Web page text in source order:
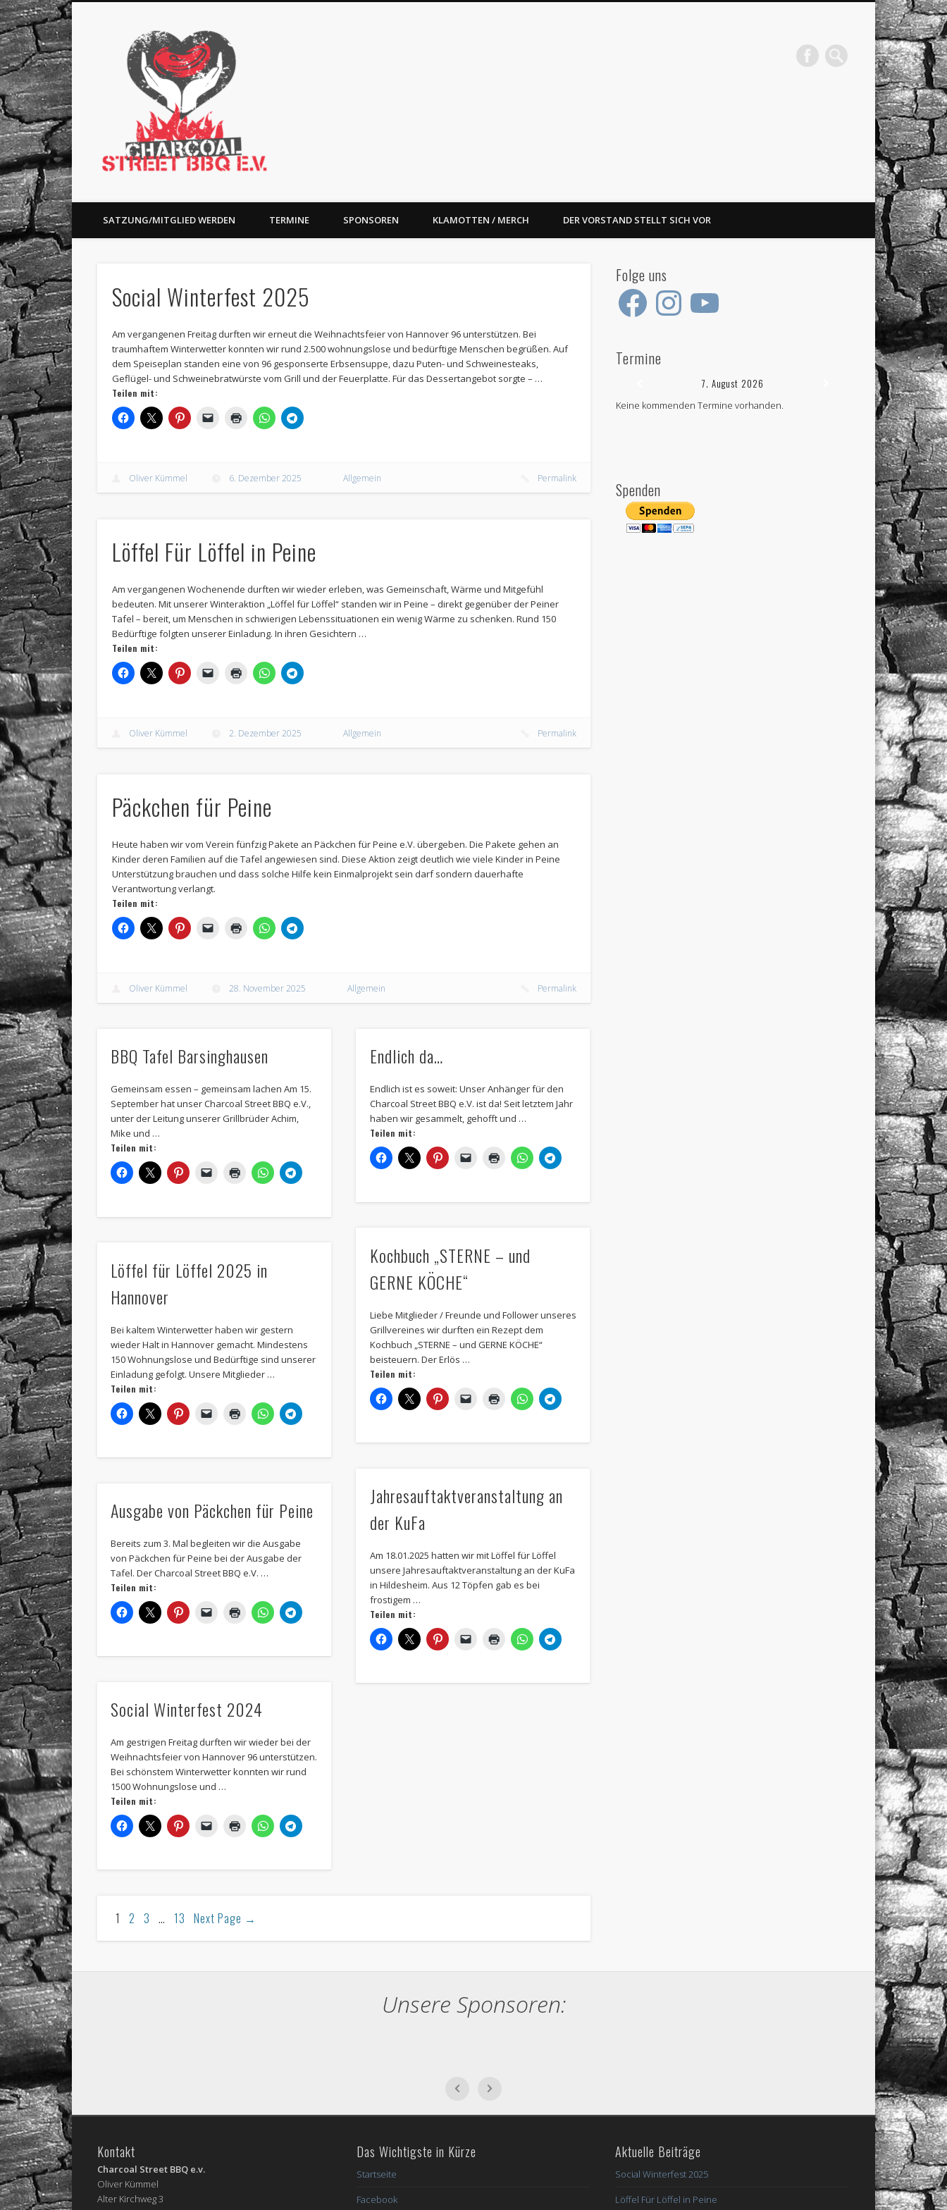
Charity and BBQ
Facebook
SATZUNG/MITGLIED WERDEN TERMINE SPONSOREN KLAMOTTEN / MERCH DER VORSTAND STELLT SICH VOR
#BBQfoodBallWM … Wir sind dabei
1 2
Social Winterfest 2025
Am vergangenen Freitag durften wir erneut die Weihnachtsfeier von Hannover 96 unterstützen. Bei
traumhaftem Winterwetter konnten wir rund 2.500 wohnungslose und bedürftige Menschen begrüßen. Auf
dem Speiseplan standen eine von 96 gesponserte Erbsensuppe, dazu Puten- und Schweinesteaks,
Geflügel- und Schweinebratwürste vom Grill und der Feuerplatte. Für das Dessertangebot sorgte – …
Teilen mit:
Oliver Kümmel 6. Dezember 2025 Allgemein Permalink
Löffel Für Löffel in Peine
Am vergangenen Wochenende durften wir wieder erleben, was Gemeinschaft, Wärme und Mitgefühl
bedeuten. Mit unserer Winteraktion „Löffel für Löffel“ standen wir in Peine – direkt gegenüber der Peiner
Tafel – bereit, um Menschen in schwierigen Lebenssituationen ein wenig Wärme zu schenken. Rund 150
Bedürftige folgten unserer Einladung. In ihren Gesichtern …
Teilen mit:
Oliver Kümmel 2. Dezember 2025 Allgemein Permalink
Päckchen für Peine
Heute haben wir vom Verein fünfzig Pakete an Päckchen für Peine e.V. übergeben. Die Pakete gehen an
Kinder deren Familien auf die Tafel angewiesen sind. Diese Aktion zeigt deutlich wie viele Kinder in Peine
Unterstützung brauchen und dass solche Hilfe kein Einmalprojekt sein darf sondern dauerhafte
Verantwortung verlangt.
Teilen mit:
Oliver Kümmel 28. November 2025 Allgemein Permalink
BBQ Tafel Barsinghausen
Gemeinsam essen – gemeinsam lachen Am 15.
September hat unser Charcoal Street BBQ e.V.,
unter der Leitung unserer Grillbrüder Achim,
Mike und …
Teilen mit:
Endlich da…
Endlich ist es soweit: Unser Anhänger für den
Charcoal Street BBQ e.V. ist da! Seit letztem Jahr
haben wir gesammelt, gehofft und …
Teilen mit:
Kochbuch „STERNE – und
GERNE KÖCHE“
Liebe Mitglieder / Freunde und Follower unseres
Grillvereines wir durften ein Rezept dem
Kochbuch „STERNE – und GERNE KÖCHE“
beisteuern. Der Erlös …
Teilen mit:
Löffel für Löffel 2025 in
Hannover
Bei kaltem Winterwetter haben wir gestern
wieder Halt in Hannover gemacht. Mindestens
150 Wohnungslose und Bedürftige sind unserer
Einladung gefolgt. Unsere Mitglieder …
Teilen mit:
Jahresauftaktveranstaltung an
der KuFa
Am 18.01.2025 hatten wir mit Löffel für Löffel
unsere Jahresauftaktveranstaltung an der KuFa
in Hildesheim. Aus 12 Töpfen gab es bei
frostigem …
Teilen mit:
Ausgabe von Päckchen für Peine
Bereits zum 3. Mal begleiten wir die Ausgabe
von Päckchen für Peine bei der Ausgabe der
Tafel. Der Charcoal Street BBQ e.V. …
Teilen mit:
Social Winterfest 2024
Am gestrigen Freitag durften wir wieder bei der
Weihnachtsfeier von Hannover 96 unterstützen.
Bei schönstem Winterwetter konnten wir rund
1500 Wohnungslose und …
Teilen mit:
1 2 3 … 13 Next Page →
Folge uns
Facebook Instagram
Termine
7. August 2026
Keine kommenden Termine vorhanden.
Spenden
Unsere Sponsoren:
Kontakt
Charcoal Street BBQ e.v.
Oliver Kümmel
Alter Kirchweg 3
Das Wichtigste in Kürze
Startseite
Facebook
Aktuelle Beiträge
Social Winterfest 2025
Löffel Für Löffel in Peine